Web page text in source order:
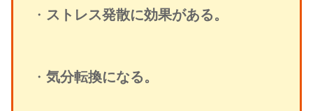
・ ストレス発散に効果がある。
・ 気分転換になる。